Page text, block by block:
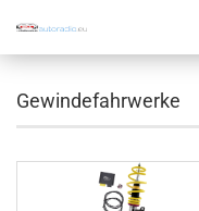
Gewindefahrwerke